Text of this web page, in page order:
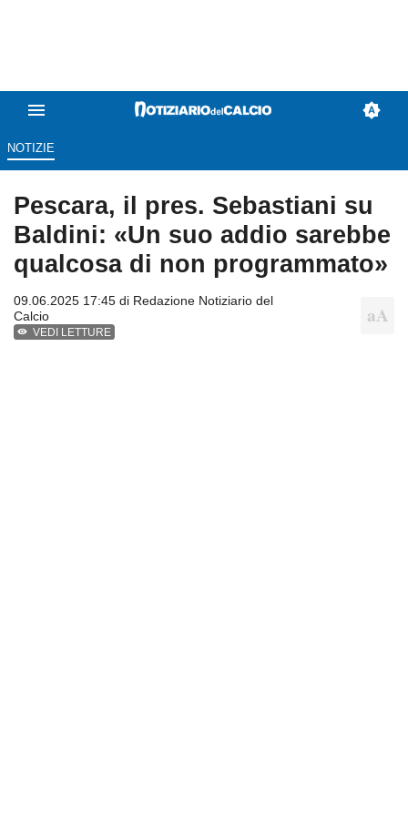
NOTIZIE
Pescara, il pres. Sebastiani su
Baldini: «Un suo addio sarebbe
qualcosa di non programmato»
09.06.2025 17:45 di Redazione Notiziario del
Calcio
VEDI LETTURE